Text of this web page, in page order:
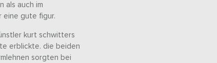
als auch im
eine gute figur.
kurt schwitters
erblickte. die beiden
sorgten bei